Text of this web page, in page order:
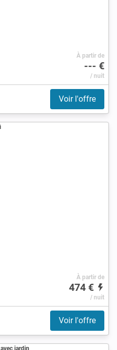
À partir de
--- €
/ nuit
Voir l'offre
À partir de
474 €
/ nuit
Voir l'offre